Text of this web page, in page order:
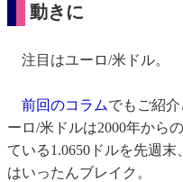
動きに
注目はユーロ/米ドル。
前回のコラムでもご紹
ーロ/米ドルは2000年から
ている1.0650ドルを先週
はいったんブレイク。